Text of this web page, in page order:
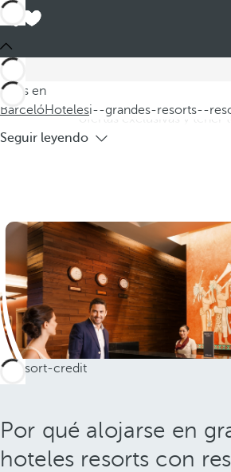
Estás en
BarcelóHotelesi--grandes-resorts--
Barceló
credit
opción de resort credit. Esta modalidad
ofertas exclusivas y tener
Seguir leyendo
Por qué alojarse en
hoteles resorts con